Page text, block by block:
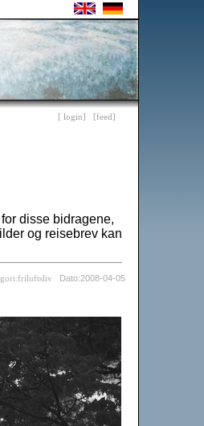
[ login] [feed]
disse bidragene,
og reisebrev kan
Dato:2008-04-05